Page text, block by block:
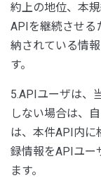
約上の地位、本
APIを継続させる
納されている情
す。
5.APIユーザは、
しない場合は、
は、本件API内に
録情報をAPIユー
ます。